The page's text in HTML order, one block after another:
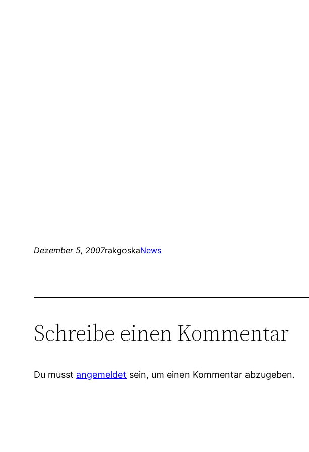
Dezember 5, 2007rakgoskaNews
Schreibe einen Kommentar
Du musst angemeldet sein, um einen Kommentar abzugeben.